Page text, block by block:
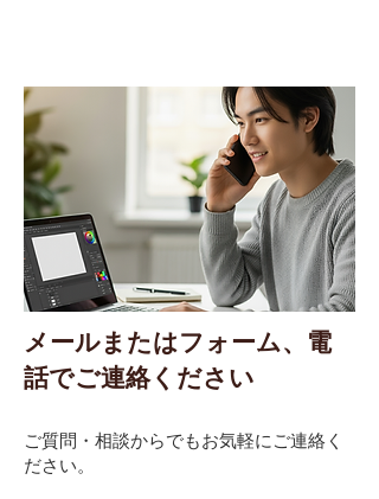
メールまたはフォーム、電
話でご連絡ください
ご質問・相談からでもお気軽にご連絡く
ださい。